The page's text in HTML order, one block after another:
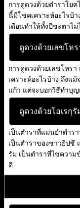
การดูดวงด้วยตำราโย
นี้มีโชคเคราะห์อะไรบ้
เดือนทำให้ทั้งปีชะตาไม่
ดูดวงด้วยเลขโหร
การดูดวงด้วยเลขโหร
เคราะห์อะไรบ้าง ถึงแ
แก้ว แต่จะบอกวิธีทำบุ
ดูดวงด้วยโอเรกุรั
เป็นตำราที่แม่นยำตำร
เป็นตำราของชาวยิปซี
รัม เป็นตำราที่ไขความ
ดี